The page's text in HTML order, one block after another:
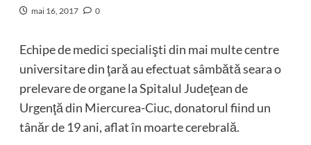
mai 16, 2017 0
Echipe de medici specialişti din mai multe centre
universitare din ţară au efectuat sâmbătă seara o
prelevare de organe la Spitalul Judeţean de
Urgenţă din Miercurea-Ciuc, donatorul fiind un
tânăr de 19 ani, aflat în moarte cerebrală.